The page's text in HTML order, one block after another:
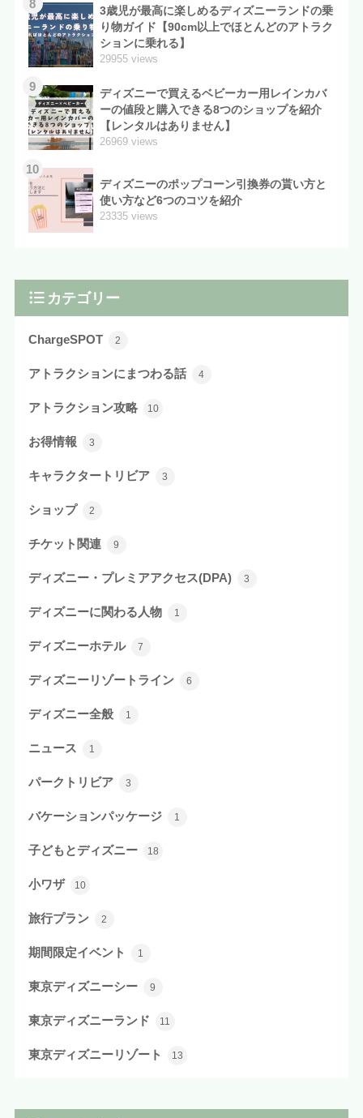
8
3歳児が最高に楽しめるディズニーランドの乗
り物ガイド【90cm以上でほとんどのアトラク
ションに乗れる】
29955 views
9
ディズニーで買えるベビーカー用レインカバ
ーの値段と購入できる8つのショップを紹介
【レンタルはありません】
26969 views
10
ディズニーのポップコーン引換券の貰い方と
使い方など6つのコツを紹介
23335 views
カテゴリー
ChargeSPOT 2
アトラクションにまつわる話 4
アトラクション攻略 10
お得情報 3
キャラクタートリビア 3
ショップ 2
チケット関連 9
ディズニー・プレミアアクセス(DPA) 3
ディズニーに関わる人物 1
ディズニーホテル 7
ディズニーリゾートライン 6
ディズニー全般 1
ニュース 1
パークトリビア 3
バケーションパッケージ 1
子どもとディズニー 18
小ワザ 10
旅行プラン 2
期間限定イベント 1
東京ディズニーシー 9
東京ディズニーランド 11
東京ディズニーリゾート 13